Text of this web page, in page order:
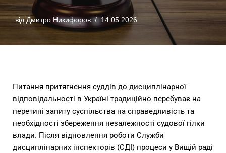
відДмитро Никифоров 14.05.2026
Питання притягнення суддів до дисциплінарної
відповідальності в Україні традиційно перебуває на
перетині запиту суспільства на справедливість та
необхідності збереження незалежності судової гілки
влади. Після відновлення роботи Служби
дисциплінарних інспекторів (СДІ) процеси у Вищій раді